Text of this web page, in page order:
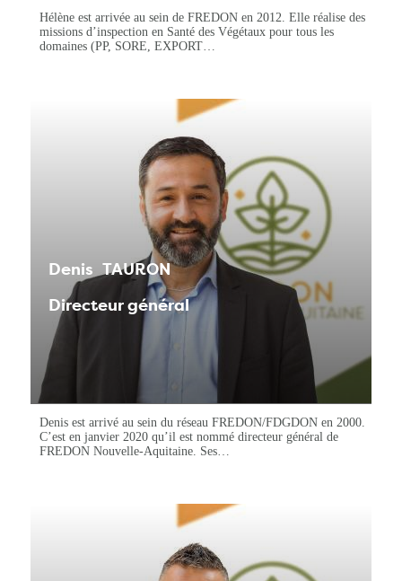
Hélène est arrivée au sein de FREDON en 2012. Elle réalise des
missions d’inspection en Santé des Végétaux pour tous les
domaines (PP, SORE, EXPORT…
Denis TAURON
Directeur général
Denis est arrivé au sein du réseau FREDON/FDGDON en 2000.
C’est en janvier 2020 qu’il est nommé directeur général de
FREDON Nouvelle-Aquitaine. Ses…